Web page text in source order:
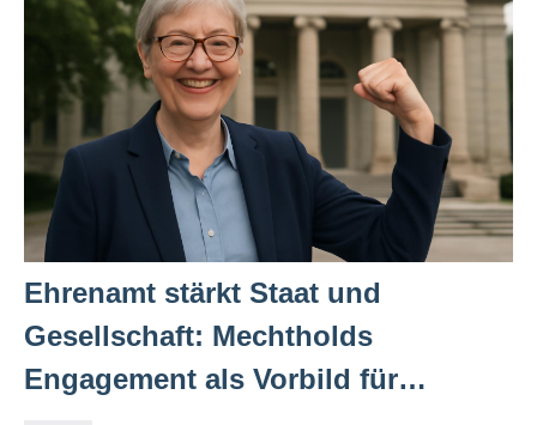
Ehrenamt stärkt Staat und
Gesellschaft: Mechtholds
Engagement als Vorbild für